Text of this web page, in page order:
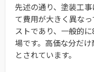
先述の通り、塗装工
て費用が大きく異な
ストであり、一般的
場です。高価な分だ
とされています。